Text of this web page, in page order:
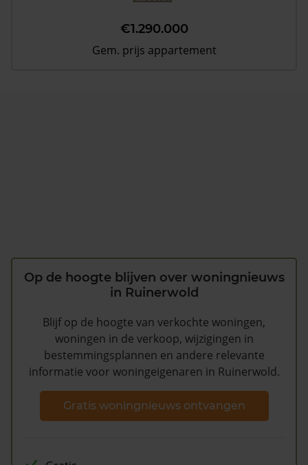
€1.290.000
Gem. prijs appartement
Op de hoogte blijven over woningnieuws
in Ruinerwold
Blijf op de hoogte van verkochte woningen,
woningen in de verkoop, wijzigingen in
bestemmingsplannen en andere relevante
informatie voor woningeigenaren in Ruinerwold.
Gratis woningnieuws ontvangen